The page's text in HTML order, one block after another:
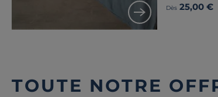
Dès 25,00 €
TOUTE NOTRE